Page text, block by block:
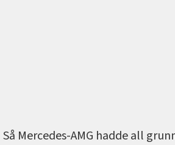
Så Mercedes-AMG hadde all